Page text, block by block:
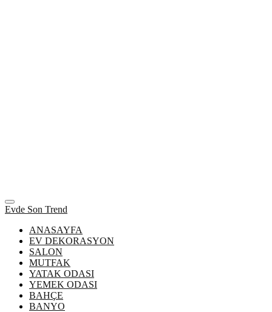
Evde Son Trend
ANASAYFA
EV DEKORASYON
SALON
MUTFAK
YATAK ODASI
YEMEK ODASI
BAHÇE
BANYO